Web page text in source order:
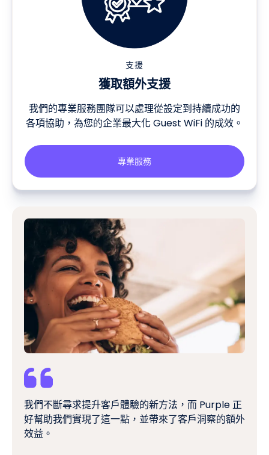
支援
獲取額外支援
我們的專業服務團隊可以處理從設定到持續成功的
各項協助，為您的企業最大化 Guest WiFi 的成效。
專業服務
我們不斷尋求提升客戶體驗的新方法，而 Purple 正
好幫助我們實現了這一點，並帶來了客戶洞察的額外
效益。